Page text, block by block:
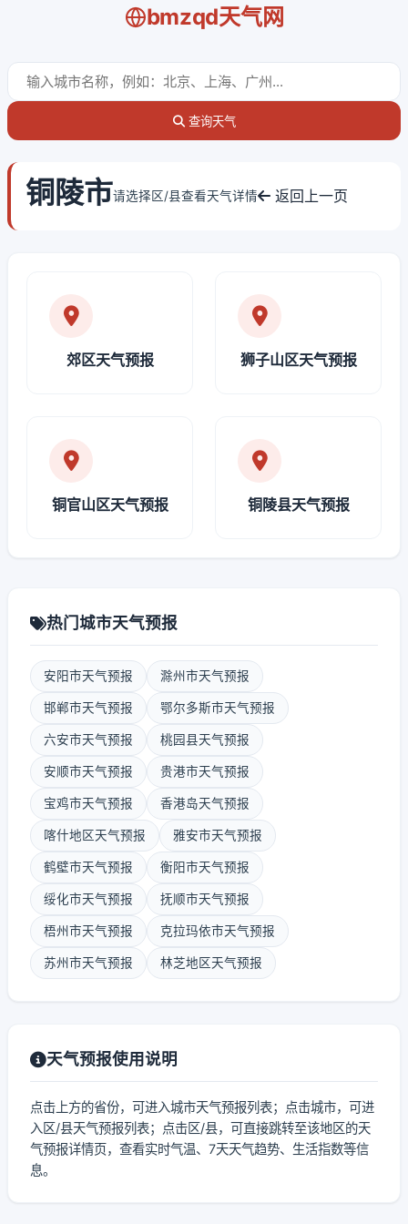
bmzqd天气网
查询天气
铜陵市请选择区/县查看天气详情 返回上一页
郊区天气预报 狮子山区天气预报
铜官山区天气预报 铜陵县天气预报
热门城市天气预报
安阳市天气预报 滁州市天气预报
邯郸市天气预报 鄂尔多斯市天气预报
六安市天气预报 桃园县天气预报
安顺市天气预报 贵港市天气预报
宝鸡市天气预报 香港岛天气预报
喀什地区天气预报 雅安市天气预报
鹤壁市天气预报 衡阳市天气预报
绥化市天气预报 抚顺市天气预报
梧州市天气预报 克拉玛依市天气预报
苏州市天气预报 林芝地区天气预报
天气预报使用说明
点击上方的省份，可进入城市天气预报列表；点击城市，可进
入区/县天气预报列表；点击区/县，可直接跳转至该地区的天
气预报详情页，查看实时气温、7天天气趋势、生活指数等信
息。